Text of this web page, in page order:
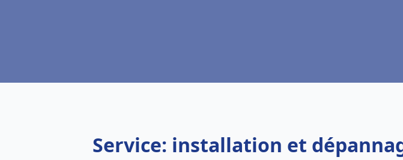
Service: installation et